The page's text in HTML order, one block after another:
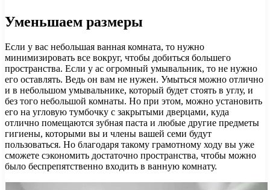
Уменьшаем размеры
Если у вас небольшая ванная комната, то нужно
минимизировать все вокруг, чтобы добиться большего
пространства. Если у ас огромный умывальник, то не нужно
его оставлять. Ведь он вам не нужен. Умыться можно отлично
и в небольшом умывальнике, который будет стоять в углу, и
без того небольшой комнаты. Но при этом, можно установить
его на угловую тумбочку с закрытыми дверцами, куда
отлично помещаются зубная паста и любые другие предметы
гигиены, которыми вы и члены вашей семи будут
пользоваться. Но благодаря такому грамотному ходу вы уже
сможете сэкономить достаточно пространства, чтобы можно
было беспрепятственно входить в ванную комнату.